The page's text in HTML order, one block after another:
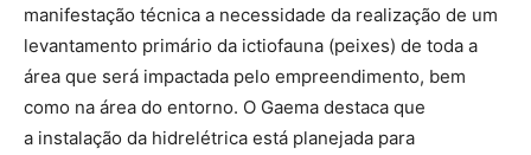
manifestação técnica a necessidade da realização de um
levantamento primário da ictiofauna (peixes) de toda a
área que será impactada pelo empreendimento, bem
como na área do entorno. O Gaema destaca que
a instalação da hidrelétrica está planejada para